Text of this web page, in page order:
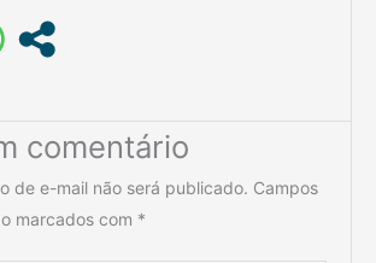
comentário
de e-mail não será publicado. Campos
marcados com *